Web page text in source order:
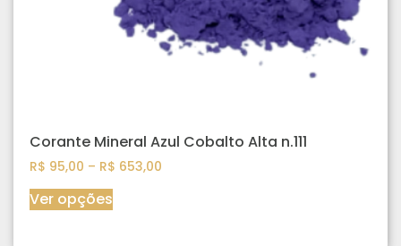
Corante Mineral Azul Cobalto Alta n.111
R$ 95,00 – R$ 653,00
Ver opções